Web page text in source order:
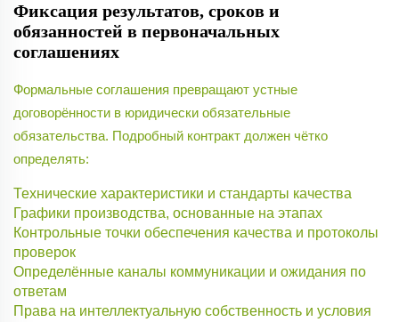
Фиксация результатов, сроков и
обязанностей в первоначальных
соглашениях
Формальные соглашения превращают устные
договорённости в юридически обязательные
обязательства. Подробный контракт должен чётко
определять:
Технические характеристики и стандарты качества
Графики производства, основанные на этапах
Контрольные точки обеспечения качества и протоколы
проверок
Определённые каналы коммуникации и ожидания по
ответам
Права на интеллектуальную собственность и условия